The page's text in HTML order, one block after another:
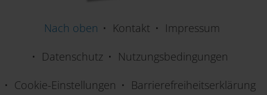
Nach oben Kontakt
Impressum
Datenschutz
Nutzungsbedingungen
Cookie-Einstellungen
Barrierefreiheitserklärung